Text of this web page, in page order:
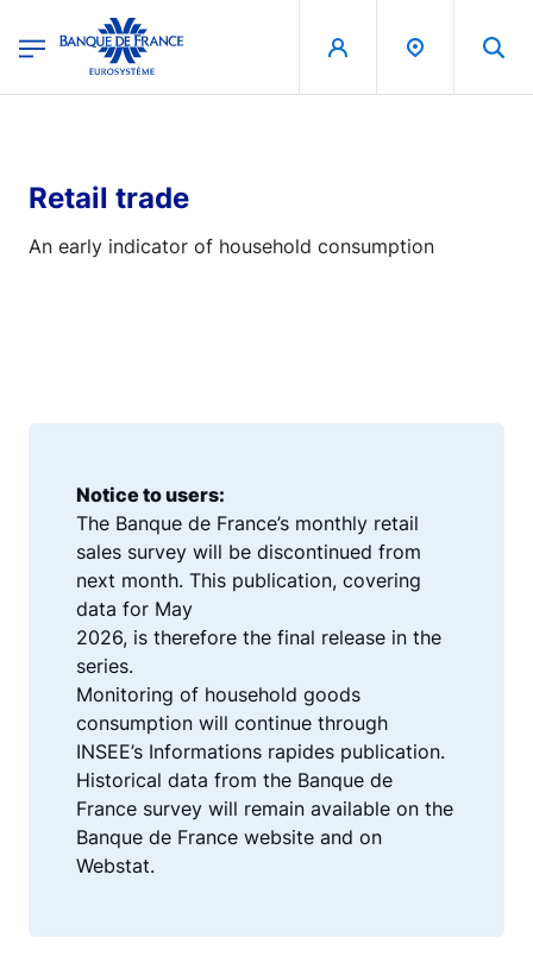
Banque de France - Menu Principal
Retail trade
An early indicator of household consumption
Notice to users:
The Banque de France’s monthly retail
sales survey will be discontinued from
next month. This publication, covering
data for May
2026, is therefore the final release in the
series.
Monitoring of household goods
consumption will continue through
INSEE’s Informations rapides publication.
Historical data from the Banque de
France survey will remain available on the
Banque de France website and on
Webstat.